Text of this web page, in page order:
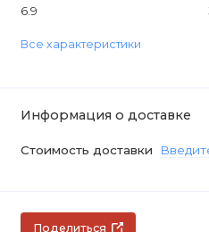
6.9
Все характеристики
Информация о доставке
Стоимость доставки
Поделиться